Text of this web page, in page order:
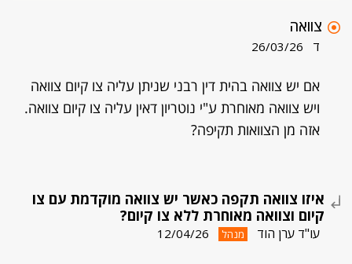
צוואה
ד 26/03/26
אם יש צוואה בהית דין רבני שניתן עליה צו קיום צוואה
ויש צוואה מאוחרת ע"י נוטריון דאין עליה צו קיום צוואה.
אזה מן הצוואות תקיפה?
איזו צוואה תקפה כאשר יש צוואה מוקדמת עם צו
קיום וצוואה מאוחרת ללא צו קיום?
עו"ד ערן הוד מנהל 12/04/26